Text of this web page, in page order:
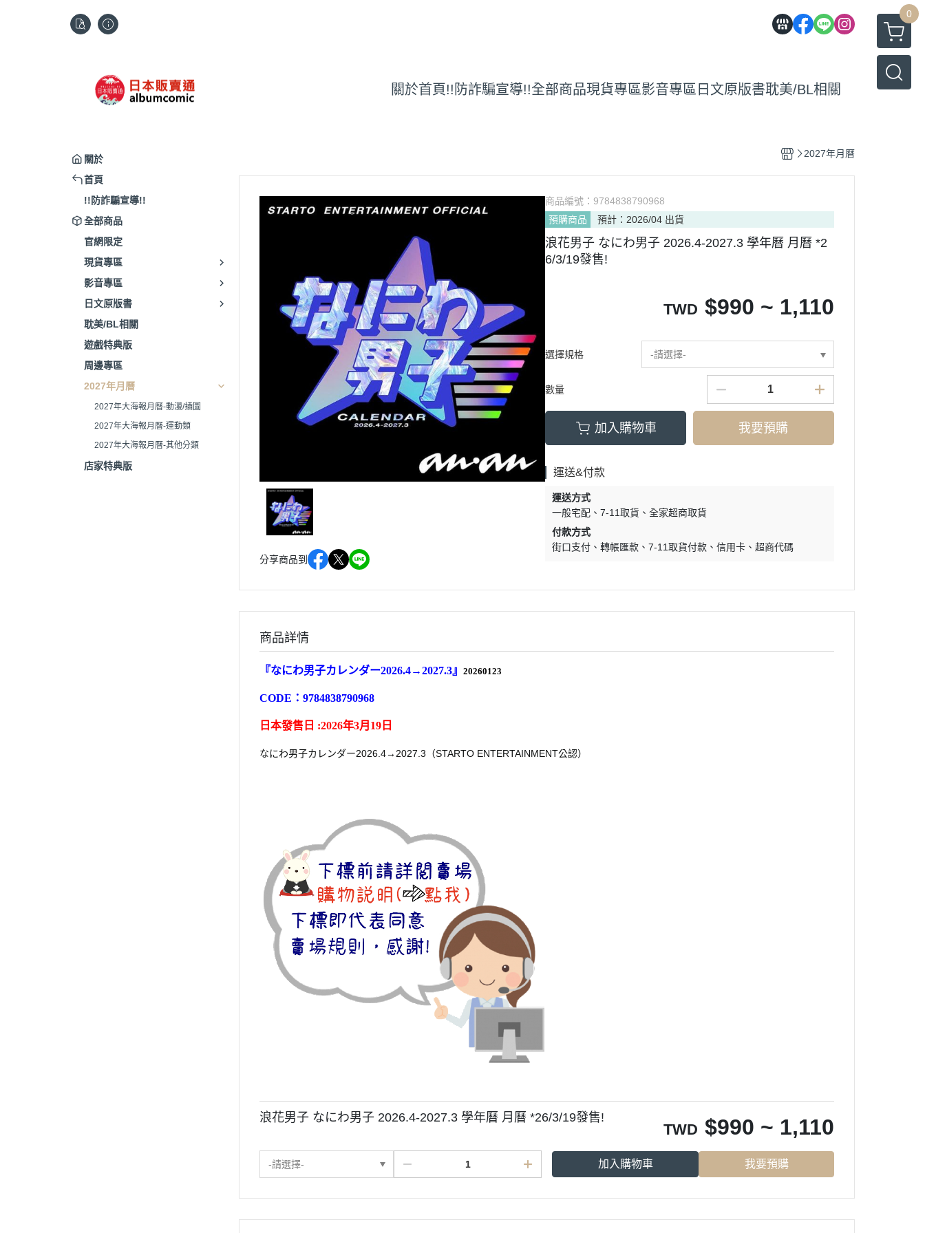
0
關於首頁!!防詐騙宣導!!全部商品現貨專區影音專區 日文原版書耽美/BL相關
關於
首頁
!!防詐騙宣導!!
全部商品
官網限定
現貨專區
影音專區
日文原版書
耽美/BL相關
遊戲特典版
周邊專區
2027年月曆
2027年大海報月曆-動漫/插圖
2027年大海報月曆-運動類
2027年大海報月曆-其他分類
店家特典版
2027年月曆
分享商品到
商品編號： 9784838790968
預購商品
預計：2026/04 出貨
浪花男子 なにわ男子 2026.4-2027.3 學年曆 月曆 *2
6/3/19發售!
TWD $990 ~ 1,110
選擇規格 -請選擇-
數量
加入購物車 我要預購
運送&付款
運送方式
一般宅配
7-11取貨
全家超商取貨
付款方式
街口支付
轉帳匯款 7-11取貨付款 信用卡 超商代碼
商品詳情
『なにわ男子カレンダー2026.4→2027.3』 20260123
CODE： 9784838790968
日本發售日 :2026年3月19日
なにわ男子カレンダー2026.4→2027.3（STARTO ENTERTAINMENT公認）
浪花男子 なにわ男子 2026.4-2027.3 學年曆 月曆 *26/3/19發售!
TWD $990 ~ 1,110
-請選擇- 加入購物車 我要預購